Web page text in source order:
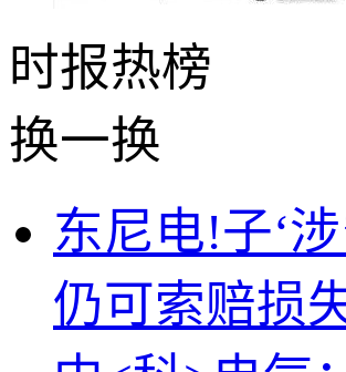
时报热榜
换一换
东尼电!子‘
仍可索赔损失